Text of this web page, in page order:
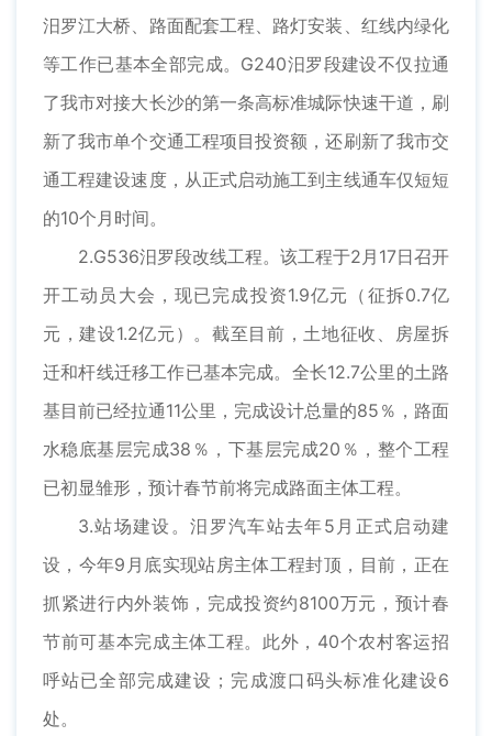
汨罗江大桥、路面配套工程、路灯安装、红线内绿化
等工作已基本全部完成。G240汨罗段建设不仅拉通
了我市对接大长沙的第一条高标准城际快速干道，刷
新了我市单个交通工程项目投资额，还刷新了我市交
通工程建设速度，从正式启动施工到主线通车仅短短
的10个月时间。
2.G536汨罗段改线工程。该工程于2月17日召开
开工动员大会，现已完成投资1.9亿元（征拆0.7亿
元，建设1.2亿元）。截至目前，土地征收、房屋拆
迁和杆线迁移工作已基本完成。全长12.7公里的土路
基目前已经拉通11公里，完成设计总量的85％，路面
水稳底基层完成38％，下基层完成20％，整个工程
已初显雏形，预计春节前将完成路面主体工程。
3.站场建设。汨罗汽车站去年5月正式启动建
设，今年9月底实现站房主体工程封顶，目前，正在
抓紧进行内外装饰，完成投资约8100万元，预计春
节前可基本完成主体工程。此外，40个农村客运招
呼站已全部完成建设；完成渡口码头标准化建设6
处。